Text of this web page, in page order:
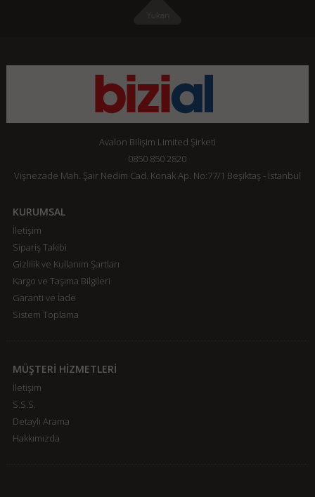
Avalon Bilişim Limited Şirketi
0850 850 2820
Vişnezade Mah. Şair Nedim Cad. Konak Ap. No:77/1 Beşiktaş - İstanbul
KURUMSAL
İletişim
Sipariş Takibi
Gizlilik ve Kullanım Şartları
Kargo ve Taşıma Bilgileri
Garanti ve İade
Sistem Toplama
MÜŞTERİ HİZMETLERİ
İletişim
S.S.S.
Detaylı Arama
Hakkımızda